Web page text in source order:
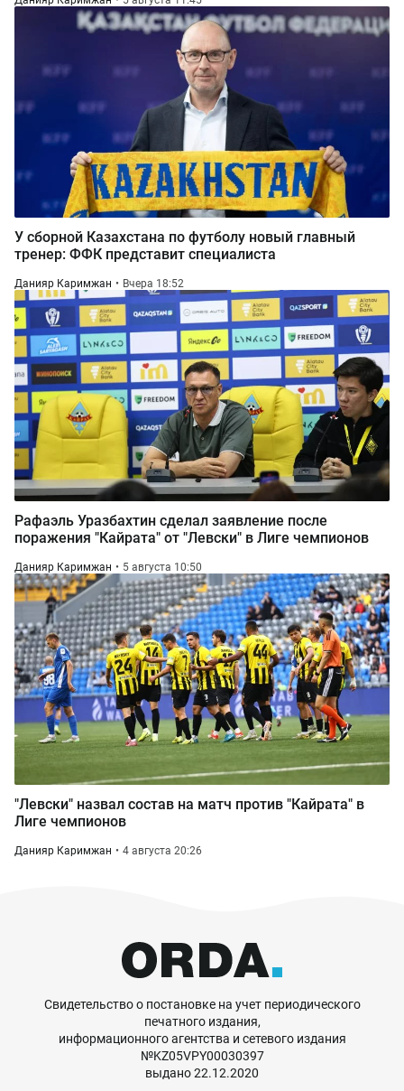
У сборной Казахстана по футболу новый главный
тренер: ФФК представит специалиста
Данияр Каримжан Вчера 18:52
Рафаэль Уразбахтин сделал заявление после
поражения "Кайрата" от "Левски" в Лиге чемпионов
Данияр Каримжан 5 августа 10:50
"Левски" назвал состав на матч против "Кайрата" в
Лиге чемпионов
Данияр Каримжан 4 августа 20:26
Свидетельство о постановке на учет периодического
печатного издания,
информационного агентства и сетевого издания
№KZ05VPY00030397
выдано 22.12.2020